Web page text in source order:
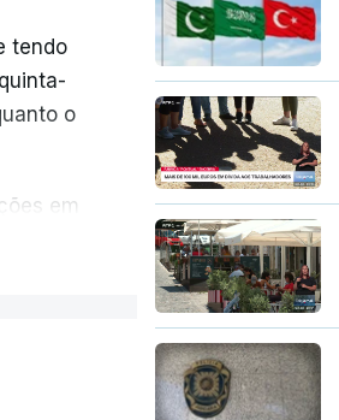
tendo
o
em